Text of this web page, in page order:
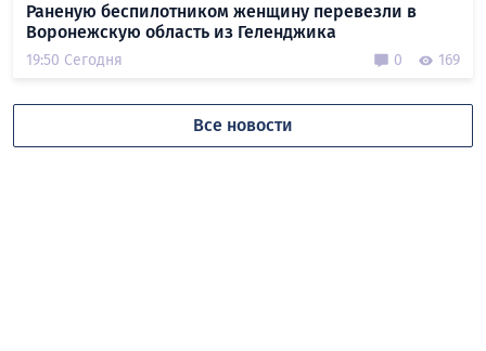
Раненую беспилотником женщину перевезли в
Воронежскую область из Геленджика
19:50 Сегодня 0 169
Все новости